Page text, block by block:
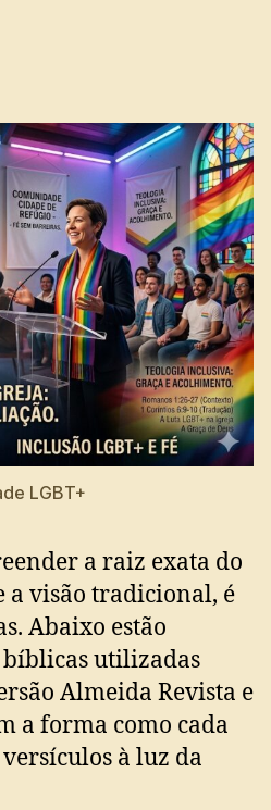
LGBT+
a raiz exata do
a visão tradicional, é
Abaixo estão
bíblicas utilizadas
Almeida Revista e
a forma como cada
à luz da